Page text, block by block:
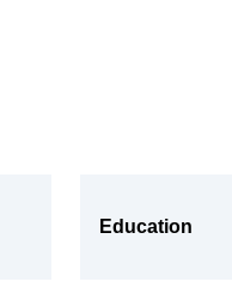
Education